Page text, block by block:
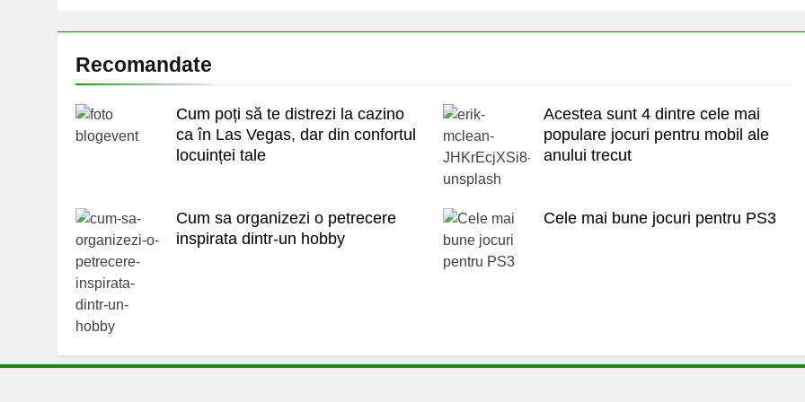
Recomandate
Cum poți să te distrezi la cazino
ca în Las Vegas, dar din confortul
locuinței tale
Acestea sunt 4 dintre cele mai
populare jocuri pentru mobil ale
anului trecut
Cum sa organizezi o petrecere
inspirata dintr-un hobby
Cele mai bune jocuri pentru PS3